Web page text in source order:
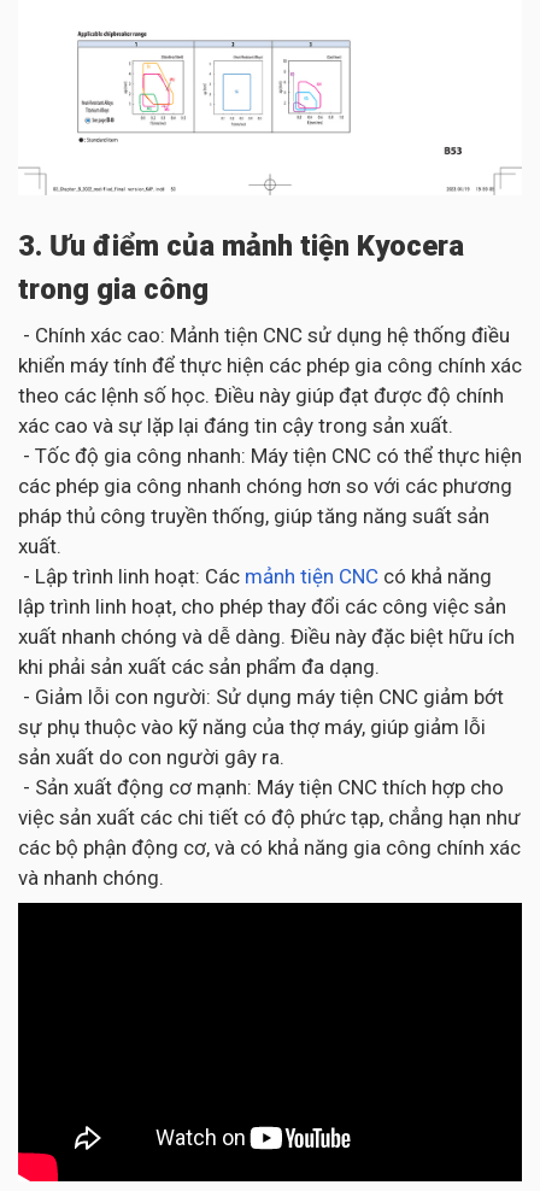
3. Ưu điểm của mảnh tiện Kyocera
trong gia công
- Chính xác cao: Mảnh tiện CNC sử dụng hệ thống điều
khiển máy tính để thực hiện các phép gia công chính xác
theo các lệnh số học. Điều này giúp đạt được độ chính
xác cao và sự lặp lại đáng tin cậy trong sản xuất.
- Tốc độ gia công nhanh: Máy tiện CNC có thể thực hiện
các phép gia công nhanh chóng hơn so với các phương
pháp thủ công truyền thống, giúp tăng năng suất sản
xuất.
- Lập trình linh hoạt: Các mảnh tiện CNC có khả năng
lập trình linh hoạt, cho phép thay đổi các công việc sản
xuất nhanh chóng và dễ dàng. Điều này đặc biệt hữu ích
khi phải sản xuất các sản phẩm đa dạng.
- Giảm lỗi con người: Sử dụng máy tiện CNC giảm bớt
sự phụ thuộc vào kỹ năng của thợ máy, giúp giảm lỗi
sản xuất do con người gây ra.
- Sản xuất động cơ mạnh: Máy tiện CNC thích hợp cho
việc sản xuất các chi tiết có độ phức tạp, chẳng hạn như
các bộ phận động cơ, và có khả năng gia công chính xác
và nhanh chóng.